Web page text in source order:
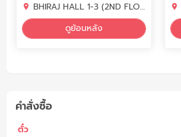
BHIRAJ HALL 1-3 (2ND FLOOR) BITEC BANGNA
ดูย้อนหลัง
คำสั่งซื้อ
ตั๋ว